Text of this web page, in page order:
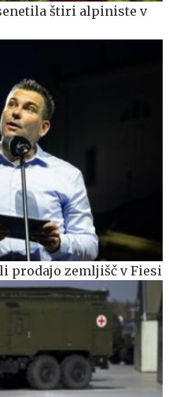
štiri alpiniste v
prodajo zemljišč v Fiesi